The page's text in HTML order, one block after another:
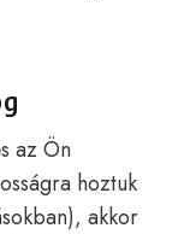
az Ön
hoztuk
akkor